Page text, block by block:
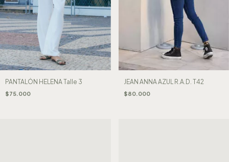
PANTALÓN HELENA Talle 3
$75.000
JEAN ANNA AZUL R.A.D. T42
$80.000